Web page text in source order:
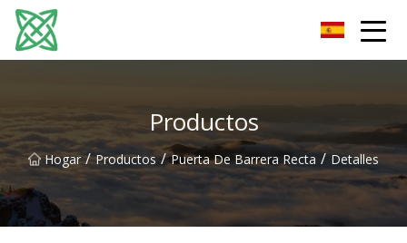
Productos
Hogar / Productos / Puerta De Barrera Recta / Detalles